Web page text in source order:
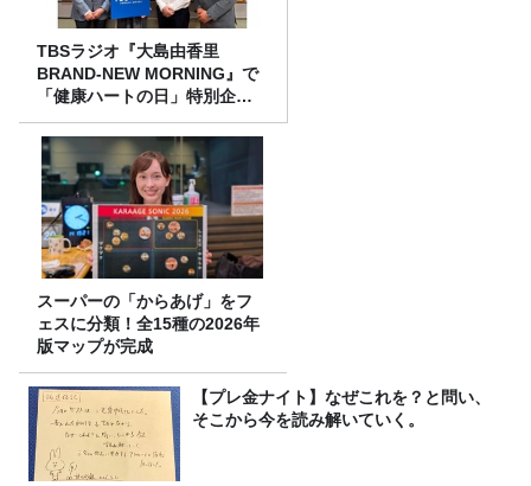
TBSラジオ『大島由香里
BRAND-NEW MORNING』で
「健康ハートの日」特別企画
を8/10（月）に放送
スーパーの「からあげ」をフ
ェスに分類！全15種の2026年
版マップが完成
【プレ金ナイト】なぜこれを？と問い、
そこから今を読み解いていく。